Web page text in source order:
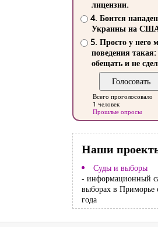
лицензии.
4. Боится
Украины на
5. Просто у него
поведения такая:
обещать и не
Всего проголосовало
1 человек
Прошлые опросы
Наши
Суды и выборы
- информационный
выборах в Приморье
года